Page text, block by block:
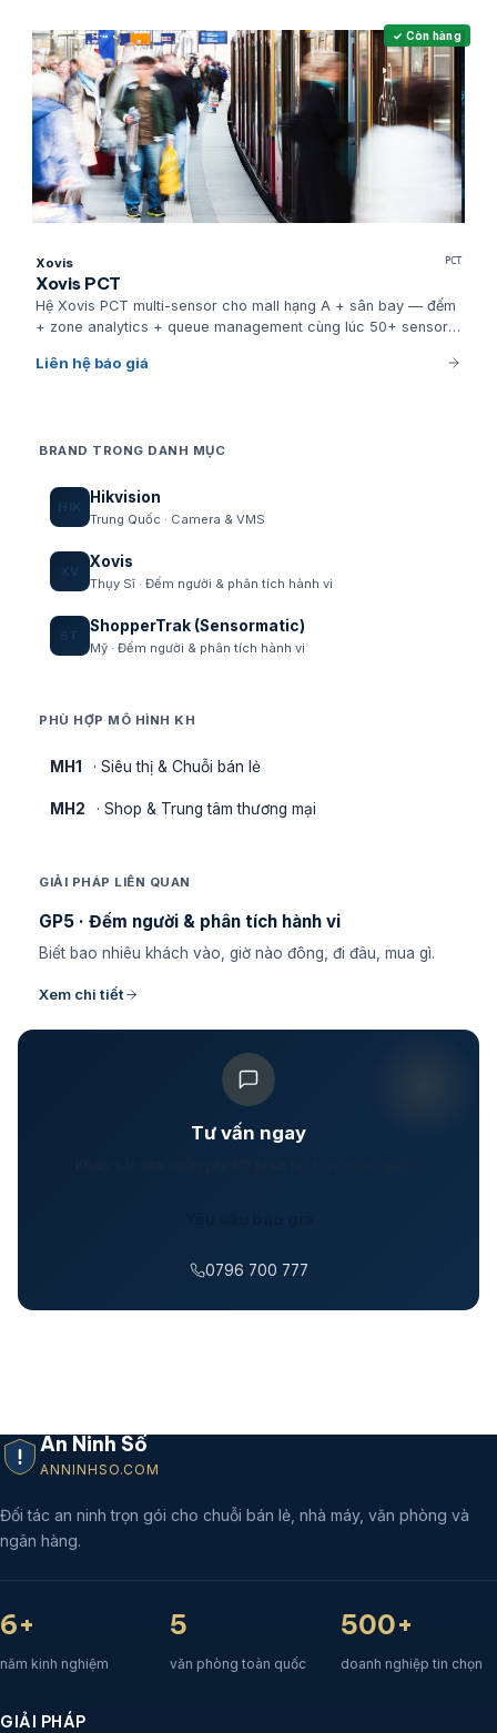
✓ Còn hàng
Xovis PCT
Xovis PCT
Hệ Xovis PCT multi-sensor cho mall hạng A + sân bay — đếm
+ zone analytics + queue management cùng lúc 50+ sensor
Liên hệ báo giá
BRAND TRONG DANH MỤC
HIK
Hikvision
Trung Quốc · Camera & VMS
XV
Xovis
Thụy Sĩ · Đếm người & phân tích hành vi
ST
ShopperTrak (Sensormatic)
Mỹ · Đếm người & phân tích hành vi
PHÙ HỢP MÔ HÌNH KH
MH1 · Siêu thị & Chuỗi bán lẻ
MH2 · Shop & Trung tâm thương mại
GIẢI PHÁP LIÊN QUAN
GP5 · Đếm người & phân tích hành vi
Biết bao nhiêu khách vào, giờ nào đông, đi đâu, mua gì.
Xem chi tiết
Tư vấn ngay
0796 700 777
An Ninh Số
ANNINHSO.COM
Đối tác an ninh trọn gói cho chuỗi bán lẻ, nhà máy, văn phòng và
ngân hàng.
6+
năm kinh nghiệm
5
văn phòng toàn quốc
500+
doanh nghiệp tin chọn
GIẢI PHÁP